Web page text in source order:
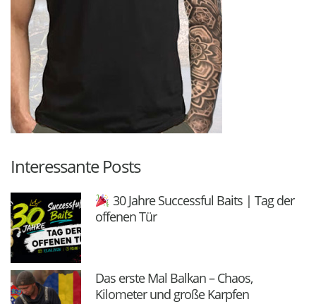
Interessante Posts
30 Jahre Successful Baits | Tag der
offenen Tür
Das erste Mal Balkan – Chaos,
Kilometer und große Karpfen